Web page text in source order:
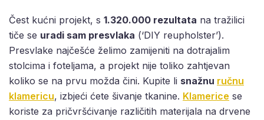
Čest kućni projekt, s 1.320.000 rezultata na tražilici
tiče se uradi sam presvlaka (‘DIY reupholster’).
Presvlake najčešće želimo zamijeniti na dotrajalim
stolcima i foteljama, a projekt nije toliko zahtjevan
koliko se na prvu možda čini. Kupite li snažnu ručnu
klamericu, izbjeći ćete šivanje tkanine. Klamerice se
koriste za pričvršćivanje različitih materijala na drvene